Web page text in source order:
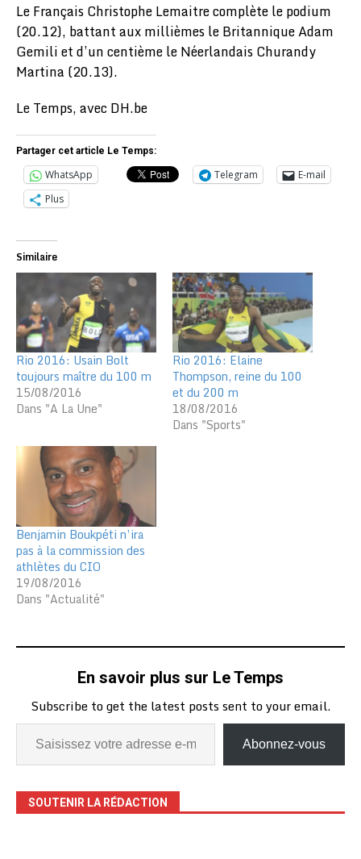
Le Français Christophe Lemaitre complète le podium
(20.12), battant aux millièmes le Britannique Adam
Gemili et d’un centième le Néerlandais Churandy
Martina (20.13).
Le Temps, avec DH.be
Partager cet article Le Temps:
WhatsApp Telegram
E-mail
Plus
Similaire
Rio 2016: Usain Bolt
toujours maître du 100 m
15/08/2016
Dans "A La Une"
Rio 2016: Elaine
Thompson, reine du 100
et du 200 m
18/08/2016
Dans "Sports"
Benjamin Boukpéti n’ira
pas à la commission des
athlètes du CIO
19/08/2016
Dans "Actualité"
En savoir plus sur Le Temps
Subscribe to get the latest posts sent to your email.
Abonnez-vous
SOUTENIR LA RÉDACTION